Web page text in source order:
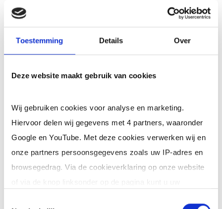
Toestemming Details Over
Deze website maakt gebruik van cookies
Wij gebruiken cookies voor analyse en marketing.
Hiervoor delen wij gegevens met 4 partners, waaronder
Google en YouTube. Met deze cookies verwerken wij en
onze partners persoonsgegevens zoals uw IP-adres en
browsegedrag. Via de cookieverklaring op onze website
een architect. De schade als gevolg van zo'n
beroepsfout kan alleen vermogensschade zijn,
oftewel financiële schade. Het is ook mogelijk om een
gecombineerde polis af te sluiten.
Wat zijn de grootste
aansprakelijkheid?
Er heersen ook nog een aantal misverstanden
rondom aansprakelijkheid.
1. Mijn algemene voorwaarden zijn
voldoende